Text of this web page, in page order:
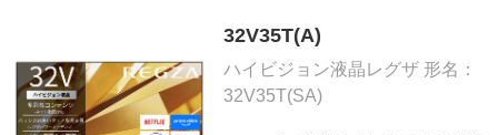
32V35T(A)
ハイビジョン液晶レグザ 形名：
32V35T(SA)